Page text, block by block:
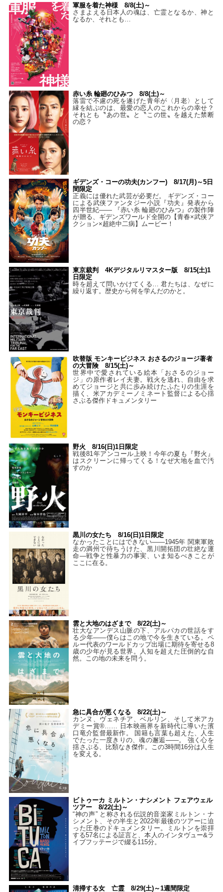
軍服を着た神様 8/8(土)～
さまよえる日本人の魂は、亡霊となるか、神と
なるか、それとも…
赤い糸 輪廻のひみつ 8/8(土)～
落雷で不慮の死を遂げた青年が〈月老〉として
縁を結ぶのは、最愛の恋人のこれからの幸せ？
それとも〝あの世〟と〝この世〟を越えた禁断
の恋？
ギデンズ・コーの功夫(カンフー) 8/17(月)～5日
間限定
正義には優れた武芸が必要だ。 ギデンズ・コー
による武侠ファンタジー小説『功夫』発表から
四半世紀―― 『赤い糸 輪廻のひみつ』の製作陣
が贈る、ギデンズワールド全開の【青春×武侠ア
クション×超絶中二病】ムービー！
東京裁判 4Kデジタルリマスター版 8/15(土)1
日限定
時を超えて問いかけてくる… 君たちは、なぜに
繰り返す。歴史から何を学んだのかと。
吹替版 モンキービジネス おさるのジョージ著者
の大冒険 8/15(土)～
世界中で愛されている絵本「おさるのジョー
ジ」の原作者レイ夫妻。戦火を逃れ、自由を求
めてジョージと共に歩み続けたふたりの生涯を
描く、米アカデミーノミネート監督による心揺
さぶる傑作ドキュメンタリー
野火 8/16(日)1日限定
戦後81年アンコール上映！今年の夏も『野火』
はスクリーンに帰ってくる！なぜ大地を血で汚
すのか
黒川の女たち 8/16(日)1日限定
なかったことにはできない——1945年 関東軍敗
走の満州で待ちうけた、黒川開拓団の壮絶な運
命―戦争と性暴力の事実、いま知るべきことが
ここに在る。
雲と大地のはざまで 8/22(土)～
壮大なアンデス山脈の下、アルパカの世話をす
る少年――僕らはこの地で今を生きている。ペ
ルー代表のワールドカップ出場に期待を寄せる8
歳の少年が見る世界。人知を超えた圧倒的な自
然。この地の未来を問う。
急に具合が悪くなる 8/22(土)～
カンヌ、ヴェネチア、ベルリン、そして米アカ
デミー賞®…… 日本映画界を新時代に導いた濱
口竜介監督最新作。 国籍も言葉も超えた、人生
でたった一度きりの、魂の邂逅――。 強く心を
揺さぶる、比類なき傑作。この3時間16分は人生
を変える。
ビトゥーカ ミルトン・ナシメント フェアウェル
ツアー 8/22(土)～
“神の声” と称される伝説的音楽家ミルトン・ナ
シメント、その半生と2022年最後のツアーに迫
った圧巻のドキュメンタリー。ミルトンを崇拝
する57名による証言と、本人のインタヴュー&ラ
イブフッテージで綴る115分。
清掃する女 亡霊 8/29(土)～1週間限定